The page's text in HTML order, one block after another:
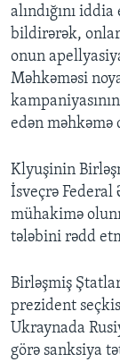
alındığını
bildirərək,
onun
Məhkəməsi
edən məhkəmə
Klyuşinin
İsveçrə Federal
mühakimə
tələbini rədd
Birləşmiş
prezident
Ukraynada
görə sanksiya